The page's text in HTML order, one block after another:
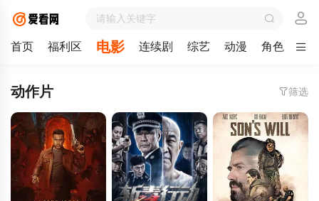
首页 福利区 电影 连续剧 综艺 动漫 角色 剧
动作片 筛选